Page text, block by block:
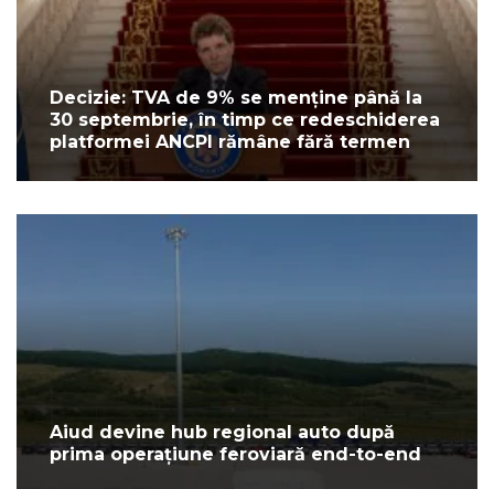
Decizie: TVA de 9% se menține până la
30 septembrie, în timp ce redeschiderea
platformei ANCPI rămâne fără termen
Aiud devine hub regional auto după
prima operațiune feroviară end-to-end